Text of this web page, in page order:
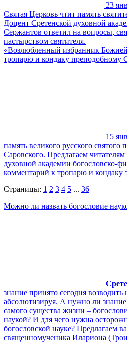
23
Святая Церковь чтит память
Доцент Сретенской духовной
Сержантов ответил на вопросы,
пастырством святителя.
«Возлюбленный избранник
тропарю и кондаку преподобному
15
память великого русского святого
Саровского. Предлагаем читателям
духовной академии богословско-
комментарий к тропарю и кондаку
Страницы: 1 2 3 4 5 ... 36
Можно ли назвать богословие
знание принято сегодня возводить
абсолютизируя. А нужно ли
самого существа жизни –
наукой? И для чего нужна
богословской науке? Предлагаем
священномученика Илариона